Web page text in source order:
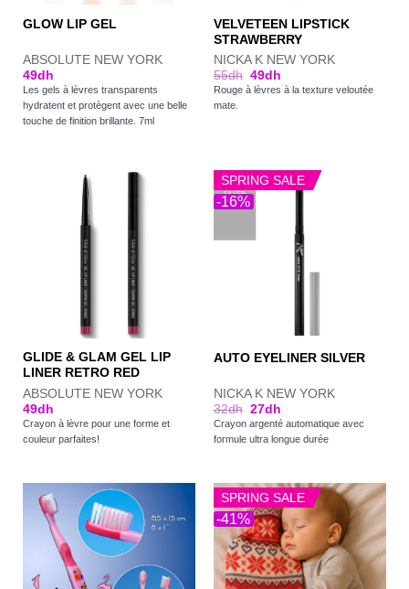
GLOW LIP GEL
ABSOLUTE NEW YORK
49dh
Les gels à lèvres transparents
hydratent et protègent avec une belle
touche de finition brillante. 7ml
VELVETEEN LIPSTICK
STRAWBERRY
NICKA K NEW YORK
55dh 49dh
Rouge à lèvres à la texture veloutée
mate.
GLIDE & GLAM GEL LIP
LINER RETRO RED
ABSOLUTE NEW YORK
49dh
Crayon à lèvre pour une forme et
couleur parfaites!
-16%
SPRING SALE
AUTO EYELINER SILVER
NICKA K NEW YORK
32dh 27dh
Crayon argenté automatique avec
formule ultra longue durée
-41%
SPRING SALE